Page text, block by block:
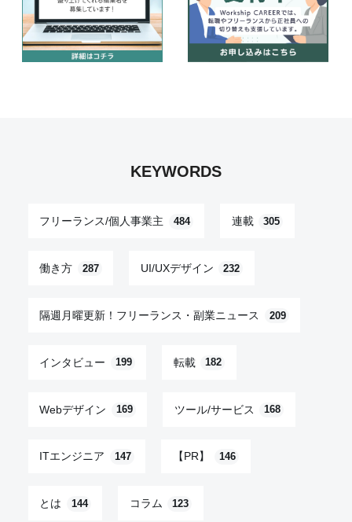
KEYWORDS
フリーランス/個人事業主 484 連載 305
働き方 287 UI/UXデザイン 232
隔週月曜更新！フリーランス・副業ニュース 209
インタビュー 199 転載 182
Webデザイン 169 ツール/サービス 168
ITエンジニア 147 【PR】 146
とは 144 コラム 123